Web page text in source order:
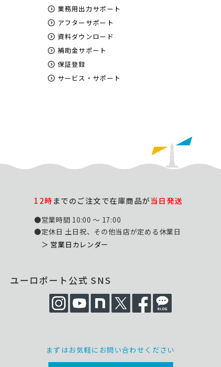
業務用出力サポート
アフターサポート
資料ダウンロード
補助金サポート
保証登録
サービス・サポート
12時までのご注文で在庫商品が当日発送
●営業時間 10:00 ～ 17:00
●定休日 土日祝、その他当店が定める休業日
＞ 営業日カレンダー
ユーロポート公式 SNS
まずはお気軽にお問い合わせください